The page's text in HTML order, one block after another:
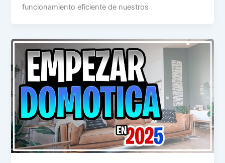
funcionamiento eficiente de nuestros